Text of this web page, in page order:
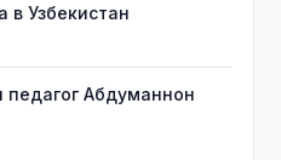
в Узбекистан
Абдуманнон